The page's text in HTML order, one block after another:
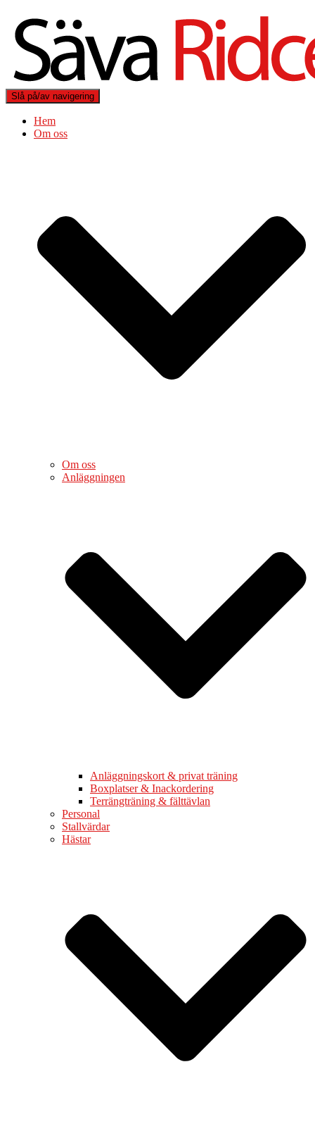
Slå på/av navigering
Hem
Om oss
Om oss
Anläggningen
Anläggningskort & privat träning
Boxplatser & Inackordering
Terrängträning & fälttävlan
Personal
Stallvärdar
Hästar